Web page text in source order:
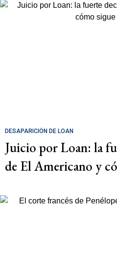
DESAPARICIÓN DE LOAN
Juicio por Loan: la
de El Americano y